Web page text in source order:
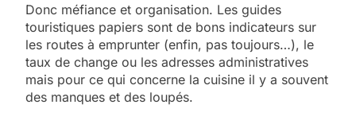
Donc méfiance et organisation. Les guides
touristiques papiers sont de bons indicateurs sur
les routes à emprunter (enfin, pas toujours…), le
taux de change ou les adresses administratives
mais pour ce qui concerne la cuisine il y a souvent
des manques et des loupés.